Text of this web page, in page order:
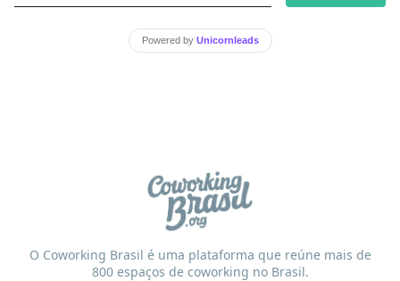
Powered by Unicornleads
O Coworking Brasil é uma plataforma que reúne mais de
800 espaços de coworking no Brasil.